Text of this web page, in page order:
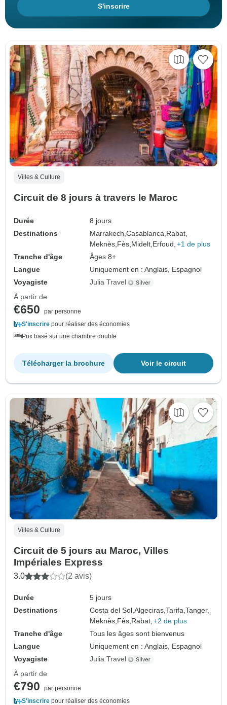
S'inscrire
Villes & Culture
Circuit de 8 jours à travers le Maroc
Durée
8 jours
Destinations
Marrakech,Casablanca,Rabat,
Meknès,Fès,Midelt,Erfoud, +1 de plus
Tranche d'âge
Âges 8+
Langue
Uniquement en : Anglais, Espagnol
Voyagiste
Julia Travel
À partir de
€650
par personne
S'inscrire pour réaliser des économies
Prix basé sur une chambre double
Voir le circuit
Télécharger la brochure
Villes & Culture
Circuit de 5 jours au Maroc, Villes
Impériales Express
3.0 (2 avis)
Durée
5 jours
Destinations
Costa del Sol,Algeciras,Tarifa,Tanger,
Meknès,Fès,Rabat, +2 de plus
Tranche d'âge
Tous les âges sont bienvenus
Langue
Uniquement en : Anglais, Espagnol
Voyagiste
Julia Travel
À partir de
€790
par personne
S'inscrire pour réaliser des économies